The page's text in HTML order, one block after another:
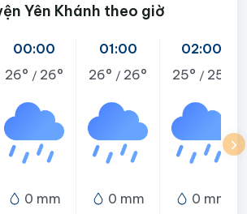
Yên Khánh theo giờ
00:00
26° / 26°
0 mm
01:00
26° / 26°
0 mm
02:00
25° / 25°
0 mm